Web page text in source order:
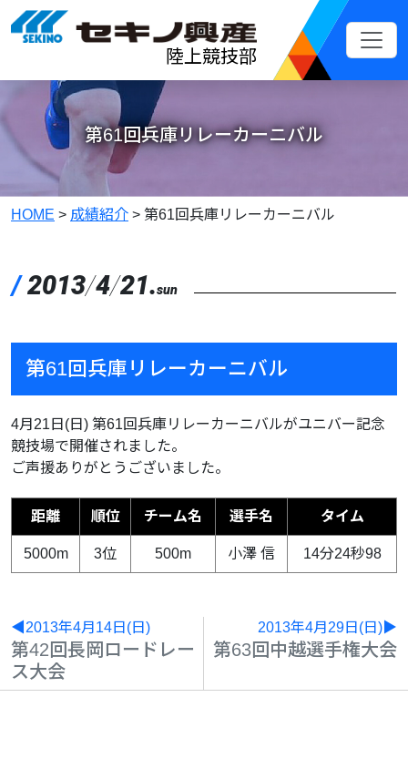
メインコンテンツへスキップ
陸上競技部
第61回兵庫リレーカーニバル
HOME > 成績紹介 > 第61回兵庫リレーカーニバル
/2013/4/21.sun
第61回兵庫リレーカーニバル
4月21日(日) 第61回兵庫リレーカーニバルがユニバー記念
競技場で開催されました。
ご声援ありがとうございました。
距離 順位 チーム名 選手名 タイム
5000m 3位 500m 小澤 信 14分24秒98
◀2013年4月14日(日)
第42回長岡ロードレー
ス大会
2013年4月29日(日)▶
第63回中越選手権大会